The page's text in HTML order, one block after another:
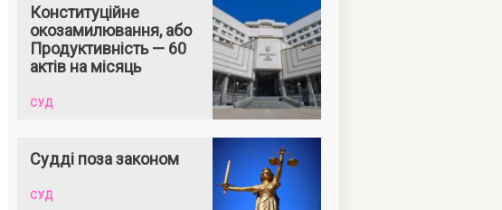
Конституційне
окозамилювання, або
Продуктивність — 60
актів на місяць
СУД
Судді поза законом
СУД